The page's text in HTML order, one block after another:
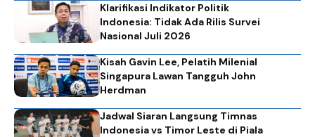
Klarifikasi Indikator Politik
Indonesia: Tidak Ada Rilis Survei
Nasional Juli 2026
Kisah Gavin Lee, Pelatih Milenial
Singapura Lawan Tangguh John
Herdman
Jadwal Siaran Langsung Timnas
Indonesia vs Timor Leste di Piala